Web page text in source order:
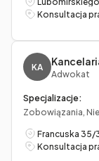
Konsultacja
KA
Adwokat
Specjalizacje:
Zobowiązania,
Francuska
Konsultacja